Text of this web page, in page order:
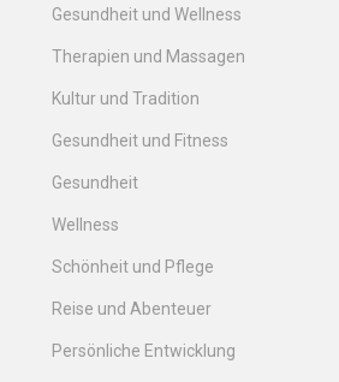
Gesundheit und Wellness
Therapien und Massagen
Kultur und Tradition
Gesundheit und Fitness
Gesundheit
Wellness
Schönheit und Pflege
Reise und Abenteuer
Persönliche Entwicklung